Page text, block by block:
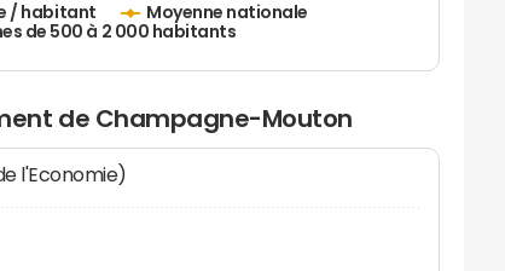
/ habitant
Moyenne nationale
de 500 à 2 000 habitants
de Champagne-Mouton
l'Economie)